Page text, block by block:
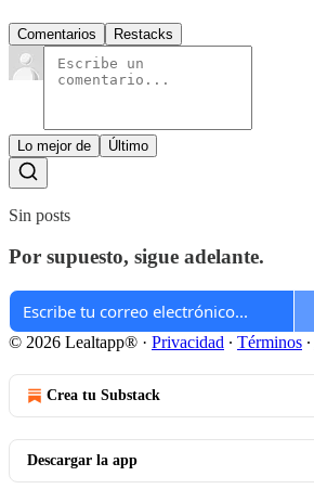
Comentarios Restacks
Lo mejor de Último
Sin posts
Por supuesto, sigue adelante.
© 2026 Lealtapp® · Privacidad ∙ Términos ∙
Crea tu Substack
Descargar la app